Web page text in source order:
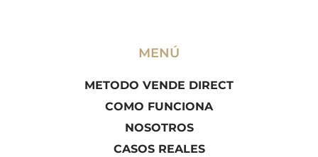
MENÚ
METODO VENDE DIRECT
COMO FUNCIONA
NOSOTROS
CASOS REALES